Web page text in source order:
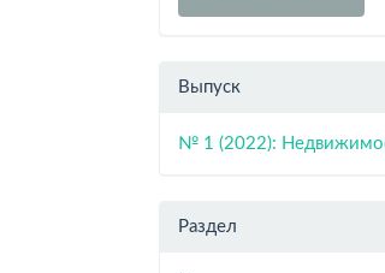
Выпуск
№ 1 (2022):
Раздел